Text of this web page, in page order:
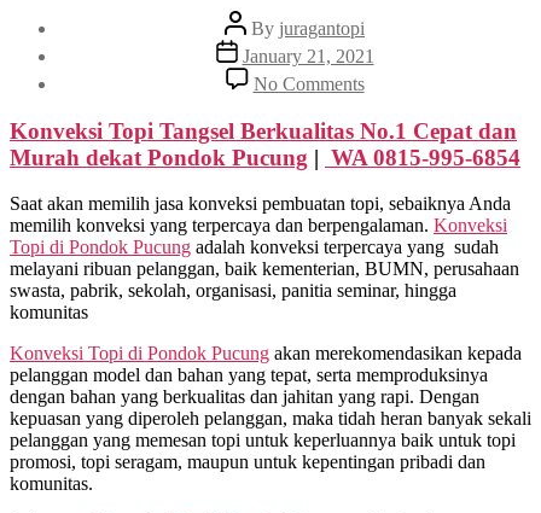
Post
author
By juragantopi
Post
date
January 21, 2021
No Commentson
Konveksi
Topi
Tangsel
Berkualitas
Cepat
dan
Murah
dekat
Pondok
0815
995
6854
Konveksi Topi Tangsel Berkualitas No.1 Cepat dan
Murah dekat Pondok Pucung | WA 0815-995-6854
Saat akan memilih jasa konveksi pembuatan topi, sebaiknya Anda
memilih konveksi yang terpercaya dan berpengalaman. Konveksi
Topi di Pondok Pucung adalah konveksi terpercaya yang sudah
melayani ribuan pelanggan, baik kementerian, BUMN, perusahaan
swasta, pabrik, sekolah, organisasi, panitia seminar, hingga
komunitas
Konveksi Topi di Pondok Pucung akan merekomendasikan kepada
pelanggan model dan bahan yang tepat, serta memproduksinya
dengan bahan yang berkualitas dan jahitan yang rapi. Dengan
kepuasan yang diperoleh pelanggan, maka tidah heran banyak sekali
pelanggan yang memesan topi untuk keperluannya baik untuk topi
promosi, topi seragam, maupun untuk kepentingan pribadi dan
komunitas.